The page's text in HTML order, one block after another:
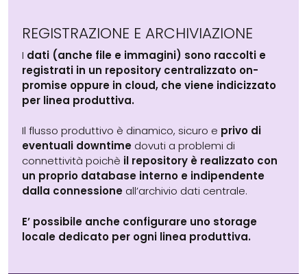
REGISTRAZIONE E ARCHIVIAZIONE
I dati (anche file e immagini) sono raccolti e
registrati in un repository centralizzato on-
promise oppure in cloud, che viene indicizzato
per linea produttiva.
Il flusso produttivo è dinamico, sicuro e privo di
eventuali downtime dovuti a problemi di
connettività poichè il repository è realizzato con
un proprio database interno e indipendente
dalla connessione all’archivio dati centrale.
E’ possibile anche configurare uno storage
locale dedicato per ogni linea produttiva.